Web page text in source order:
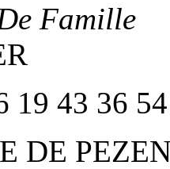
Famille
19 43 36 54
DE